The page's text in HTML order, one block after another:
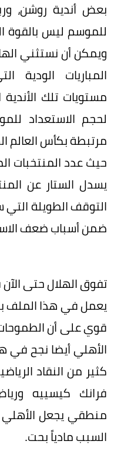
بعض أندية روشن،
للموسم ليس
ويمكن أن نستثني
المباريات
مستويات تلك
لحجم الاستعداد
مرتبطة بكأس
حيث عدد المنتخبات
يسدل الستار عن
التوقف الطويلة
ضمن أسباب ضعف
تفوق الهلال حتى
يعمل في هذا
قوي على أن
الأهلي أيضا نجح في
كثير من النقاد
فرانك كيسييه
منطقي يجعل الأهلي
السبب مادياً بحت.